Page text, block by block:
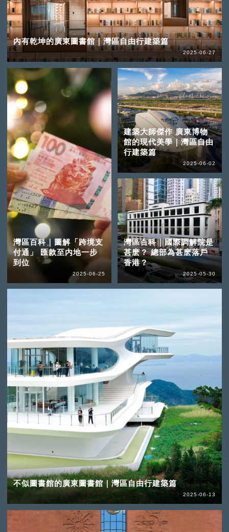
內有乾坤的廣東圖書館｜灣區自由行建築篇
2025-06-27
灣區百科｜圖解「跨境支
付通」 匯款至内地一步
到位
2025-06-25
不似圖書館的廣東圖書館｜灣區自由行建築篇
2025-06-13
建築大師傑作 廣東博物
館的現代美學｜灣區自由
行建築篇
2025-06-02
灣區百科｜國際調解院是
甚麽？ 總部為甚麽落戶
香港？
2025-05-30